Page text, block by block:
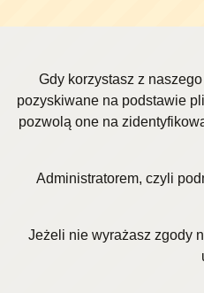
Gdy korzystasz z
pozyskiwane na podstawie
pozwolą one na
Administratorem, czyli
Jeżeli nie wyrażasz zgody